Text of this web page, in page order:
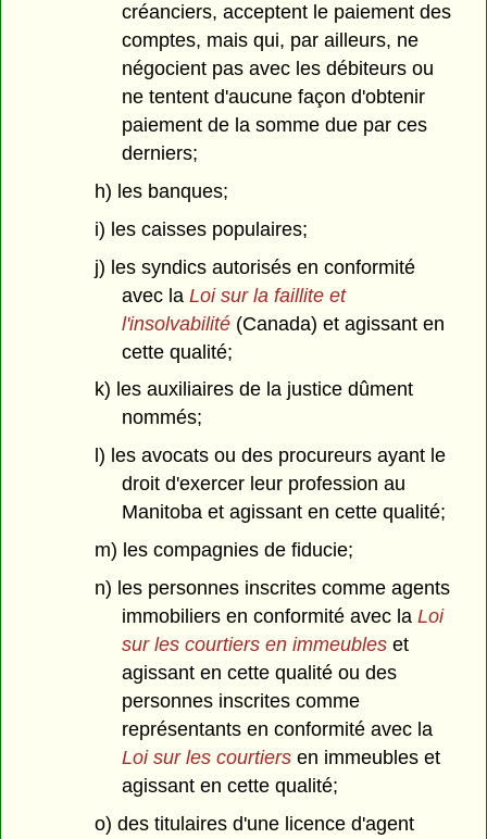
créanciers, acceptent le paiement des
comptes, mais qui, par ailleurs, ne
négocient pas avec les débiteurs ou
ne tentent d'aucune façon d'obtenir
paiement de la somme due par ces
derniers;
h) les banques;
i) les caisses populaires;
j) les syndics autorisés en conformité
avec la Loi sur la faillite et
l'insolvabilité (Canada) et agissant en
cette qualité;
k) les auxiliaires de la justice dûment
nommés;
l) les avocats ou des procureurs ayant le
droit d'exercer leur profession au
Manitoba et agissant en cette qualité;
m) les compagnies de fiducie;
n) les personnes inscrites comme agents
immobiliers en conformité avec la Loi
sur les courtiers en immeubleset
agissant en cette qualité ou des
personnes inscrites comme
représentants en conformité avec la
Loi sur les courtiersen immeubles et
agissant en cette qualité;
o) des titulaires d'une licence d'agent